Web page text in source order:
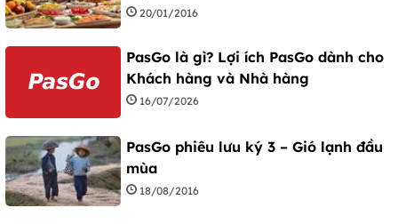
20/01/2016
PasGo là gì? Lợi ích PasGo dành cho
Khách hàng và Nhà hàng
16/07/2026
PasGo phiêu lưu ký 3 – Gió lạnh đầu
mùa
18/08/2016